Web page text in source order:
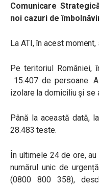
Comunicare
noi cazuri de
La ATI, în acest
Pe teritoriul României,
15.407 de persoane.
izolare la domiciliu și se
Până la această dată,
28.483 teste.
În ultimele 24 de ore,
numărul unic de
(0800 800 358),